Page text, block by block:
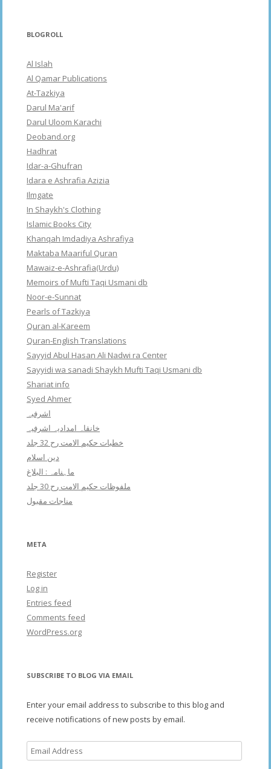
BLOGROLL
Al Islah
Al Qamar Publications
At-Tazkiya
Darul Ma'arif
Darul Uloom Karachi
Deoband.org
Hadhrat
Idar-a-Ghufran
Idara e Ashrafia Azizia
Ilmgate
In Shaykh's Clothing
Islamic Books City
Khanqah Imdadiya Ashrafiya
Maktaba Maariful Quran
Mawaiz-e-Ashrafia(Urdu)
Memoirs of Mufti Taqi Usmani db
Noor-e-Sunnat
Pearls of Tazkiya
Quran al-Kareem
Quran-English Translations
Sayyid Abul Hasan Ali Nadwi ra Center
Sayyidi wa sanadi Shaykh Mufti Taqi Usmani db
Shariat info
Syed Ahmer
اشرفبہ
خانقاہ امدادیہ اشرفیہ
خطبات حکیم الامت رح 32 جلد
دین اسلام
ماہنامہ : البلاغ
ملفوظات حکیم الامت رح 30 جلد
مناجات مقبول
META
Register
Log in
Entries feed
Comments feed
WordPress.org
SUBSCRIBE TO BLOG VIA EMAIL
Enter your email address to subscribe to this blog and
receive notifications of new posts by email.
Email
Address